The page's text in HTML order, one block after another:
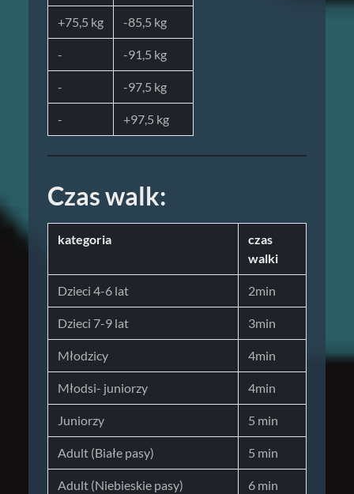
+75,5 kg -85,5 kg
- -91,5 kg
- -97,5 kg
- +97,5 kg
Czas walk:
kategoria
czas
walki
Dzieci 4-6 lat 2min
Dzieci 7-9 lat 3min
Młodzicy 4min
Młodsi- juniorzy 4min
Juniorzy 5 min
Adult (Białe pasy) 5 min
Adult (Niebieskie pasy) 6 min